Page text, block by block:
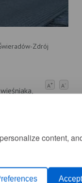
content,
Zdrój
A+ A-